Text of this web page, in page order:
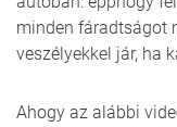
minden fáradtságot
veszélyekkel jár, ha
Ahogy az alábbi